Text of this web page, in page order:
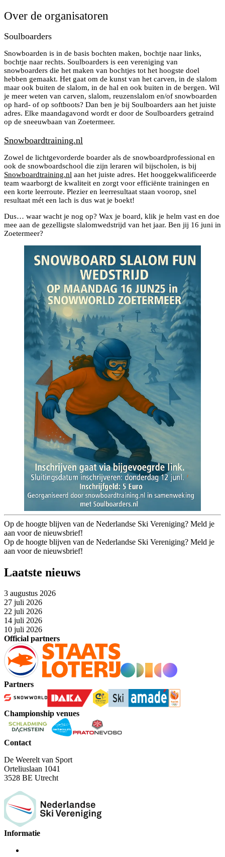
Over de organisatoren
Soulboarders
Snowboarden is in de basis bochten maken, bochtje naar links,
bochtje naar rechts. Soulboarders is een vereniging van
snowboarders die het maken van bochtjes tot het hoogste doel
hebben gemaakt. Het gaat om de kunst van het carven, in de slalom
maar ook buiten de slalom, in de hal en ook buiten in de bergen. Wil
je meer weten van carven, slalom, reuzenslalom en/of snowboarden
op hard- of op softboots? Dan ben je bij Soulboarders aan het juiste
adres. Elke maandagavond wordt er door de Soulboarders getraind
op de sneeuwbaan van Zoetermeer.
Snowboardtraining.nl
Zowel de lichtgevorderde boarder als de snowboardprofessional en
ook de snowboardschool die zijn leraren wil bijscholen, is bij
Snowboardtraining.nl aan het juiste adres. Het hooggekwalificeerde
team waarborgt de kwaliteit en zorgt voor efficiënte trainingen en
een korte leerroute. Plezier en leerresultaat staan voorop, snel
resultaat mét een lach is dus wat je boekt!
Dus… waar wacht je nog op? Wax je board, klik je helm vast en doe
mee aan de gezelligste slalomwedstrijd van het jaar. Ben jij 16 juni in
Zoetermeer?
Op de hoogte blijven van de Nederlandse Ski Vereniging? Meld je
aan voor de nieuwsbrief!
Op de hoogte blijven van de Nederlandse Ski Vereniging? Meld je
aan voor de nieuwsbrief!
Laatste nieuws
3 augustus 2026
27 juli 2026
22 juli 2026
14 juli 2026
10 juli 2026
Official partners
Partners
Championship venues
Contact
De Weerelt van Sport
Orteliuslaan 1041
3528 BE Utrecht
Informatie